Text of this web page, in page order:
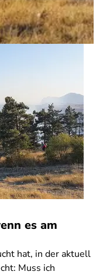
es am
hat, in der aktuell
Muss ich